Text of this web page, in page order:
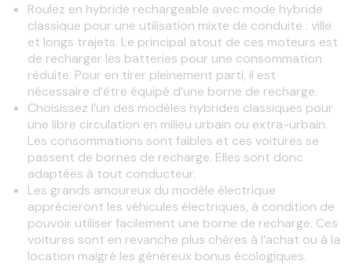
Roulez en hybride rechargeable avec mode hybride
classique pour une utilisation mixte de conduite : ville
et longs trajets. Le principal atout de ces moteurs est
de recharger les batteries pour une consommation
réduite. Pour en tirer pleinement parti, il est
nécessaire d’être équipé d’une borne de recharge.
Choisissez l’un des modèles hybrides classiques pour
une libre circulation en milieu urbain ou extra-urbain.
Les consommations sont faibles et ces voitures se
passent de bornes de recharge. Elles sont donc
adaptées à tout conducteur.
Les grands amoureux du modèle électrique
apprécieront les véhicules électriques, à condition de
pouvoir utiliser facilement une borne de recharge. Ces
voitures sont en revanche plus chères à l’achat ou à la
location malgré les généreux bonus écologiques.